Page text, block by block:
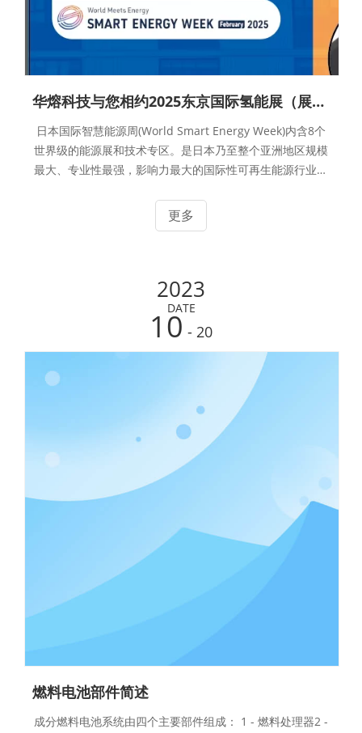
华熔科技与您相约2025东京国际氢能展（展位E8-24）
日本国际智慧能源周(World Smart Energy Week)内含8个
世界级的能源展和技术专区。是日本乃至整个亚洲地区规模
最大、专业性最强，影响力最大的国际性可再生能源行业展
来自全球的参展商参展。展会的展示范围涵盖氢能燃料电
池，光伏组件/系统，蓄电池，智能电网，风能，生物质
享最先进智慧能源相关技术，预测行业发展趋势。其中H2 &
FC 主题展自开办之初就吸引了世界各地的氢能从业者，是
每年不容错过的氢能界盛会。作为国际知名的石墨板供应
更多
2023
DATE
10 - 20
燃料电池部件简述
成分燃料电池系统由四个主要部件组成： 1 - 燃料处理器2 -